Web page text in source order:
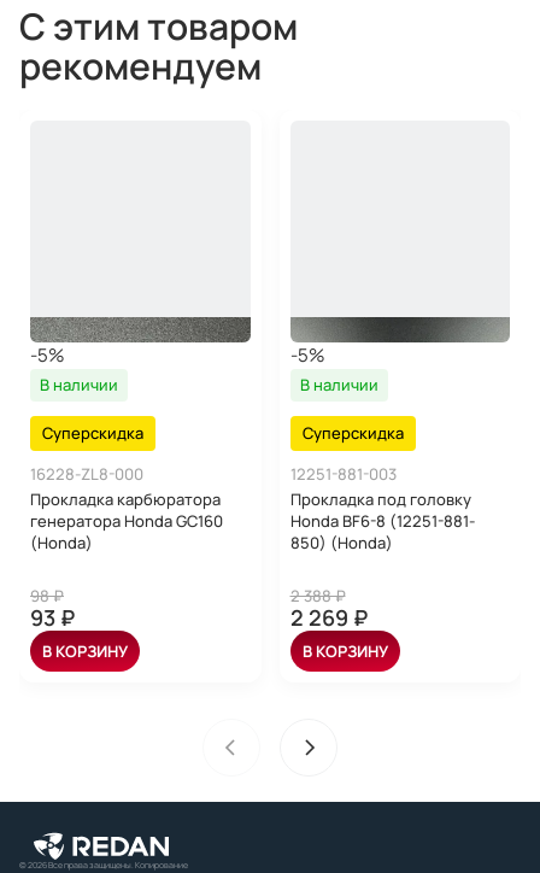
С этим товаром
рекомендуем
-5%
В наличии
Суперскидка
16228-ZL8-000
Прокладка карбюратора
генератора Honda GC160
(Honda)
98 ₽
93 ₽
В КОРЗИНУ
-5%
В наличии
Суперскидка
12251-881-003
Прокладка под головку
Honda BF6-8 (12251-881-
850) (Honda)
2 388 ₽
2 269 ₽
В КОРЗИНУ
© 2026 Все права защищены. Копирование